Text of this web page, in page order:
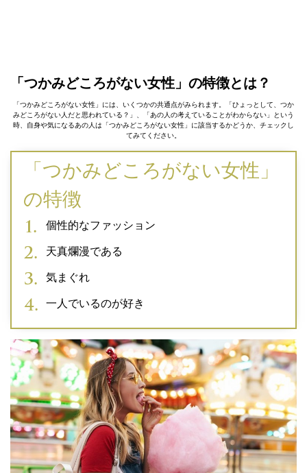
「つかみどころがない女性」の特徴とは？
「つかみどころがない女性」には、いくつかの共通点がみられます。「ひょっとして、つか
みどころがない人だと思われている？」、「あの人の考えていることがわからない」という
時、自身や気になるあの人は「つかみどころがない女性」に該当するかどうか、チェックし
てみてください。
「つかみどころがない女性」
の特徴
個性的なファッション
天真爛漫である
気まぐれ
一人でいるのが好き